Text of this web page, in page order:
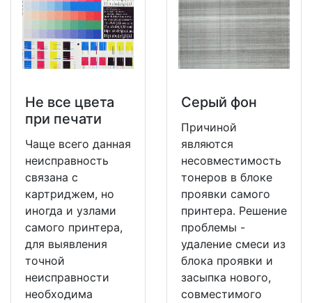
Не все цвета
при печати
Чаще всего данная
неисправность
связана с
картриджем, но
иногда и узлами
самого принтера,
для выявления
точной
неисправности
необходима
Серый фон
Причиной
являются
несовместимость
тонеров в блоке
проявки самого
принтера. Решение
проблемы -
удаление смеси из
блока проявки и
засыпка нового,
совместимого